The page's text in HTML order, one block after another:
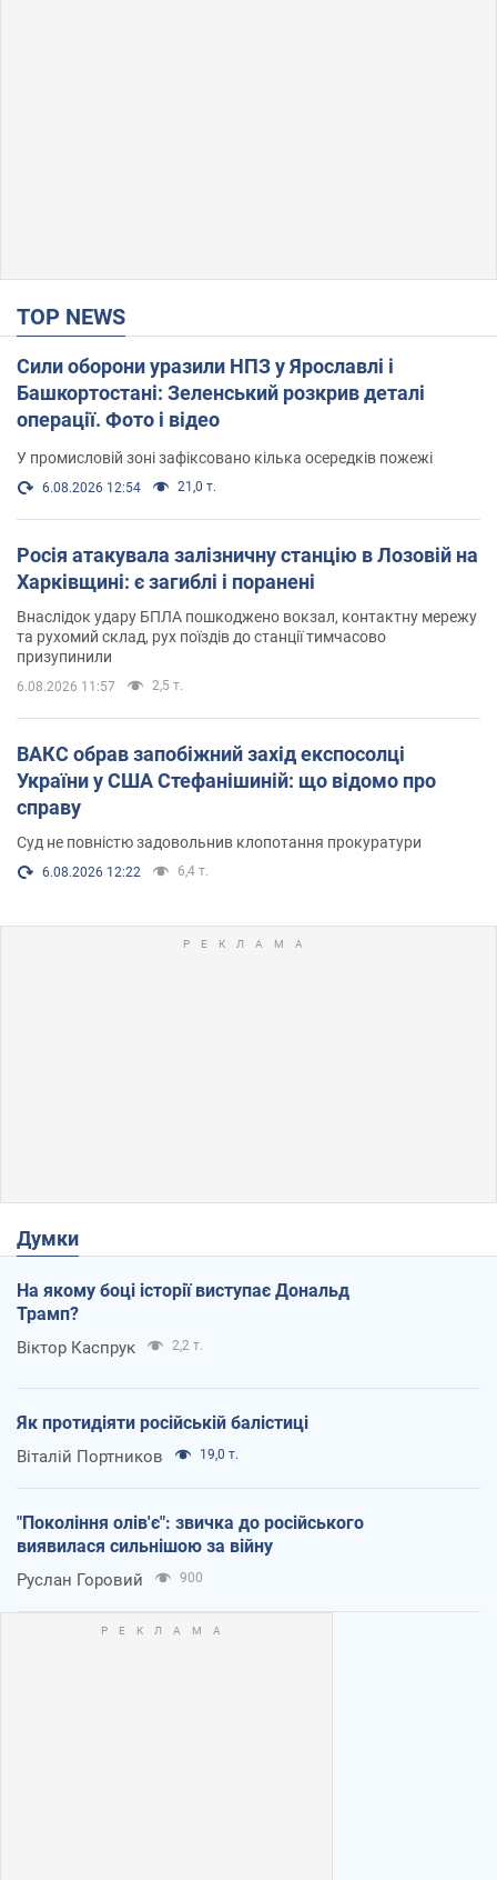
TOP NEWS
Сили оборони уразили НПЗ у Ярославлі і
Башкортостані: Зеленський розкрив деталі
операції. Фото і відео
У промисловій зоні зафіксовано кілька осередків пожежі
6.08.2026 12:54 21,0 т.
Росія атакувала залізничну станцію в Лозовій на
Харківщині: є загиблі і поранені
Внаслідок удару БПЛА пошкоджено вокзал, контактну мережу
та рухомий склад, рух поїздів до станції тимчасово
призупинили
6.08.2026 11:57 2,5 т.
ВАКС обрав запобіжний захід експосолці
України у США Стефанішиній: що відомо про
справу
Суд не повністю задовольнив клопотання прокуратури
6.08.2026 12:22 6,4 т.
Думки
На якому боці історії виступає Дональд
Трамп?
Віктор Каспрук 2,2 т.
Як протидіяти російській балістиці
Віталій Портников 19,0 т.
"Покоління олів'є": звичка до російського
виявилася сильнішою за війну
Руслан Горовий 900